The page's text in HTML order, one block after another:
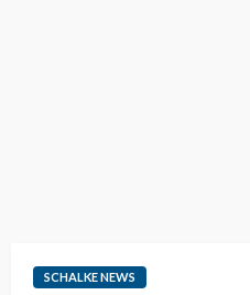
SCHALKE NEWS